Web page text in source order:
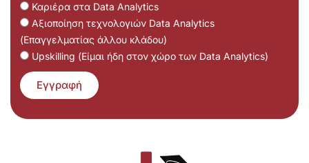
Καριέρα στα Data Analytics
Αξιοποίηση τεχνολογιών Data Analytics
(Επαγγελματίας άλλου κλάδου)
Upskilling (Είμαι ήδη στον χώρο των Data Analytics)
Εγγραφή